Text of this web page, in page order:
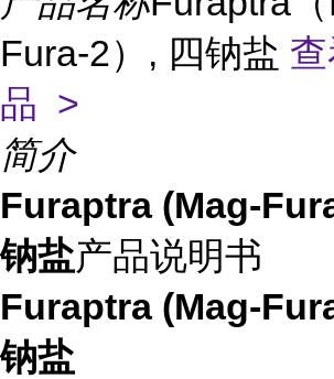
Fura-2）, 四钠盐
品 >
简介
Furaptra (Mag-
钠盐产品说明书
Furaptra (Mag-
钠盐